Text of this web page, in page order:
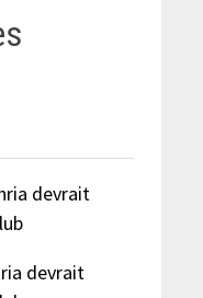
devrait
devrait